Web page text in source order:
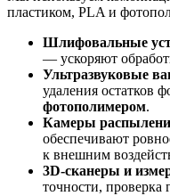
пластиком, PLA и
Шлифовальные
— ускоряют
Ультразвуковые
удаления остатков
фотополимером.
Камеры
обеспечивают
к внешним
3D-сканеры и
точности, проверка